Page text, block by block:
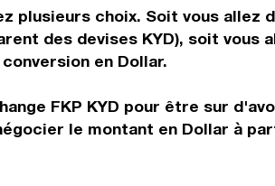
plusieurs choix. Soit vous allez
des devises KYD), soit vous
en Dollar.
FKP KYD pour être sur
le montant en Dollar à